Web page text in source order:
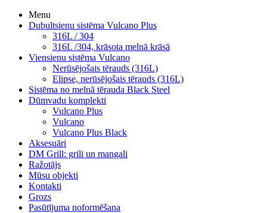
Menu
Dubultsienu sistēma Vulcano Plus
316L / 304
316L /304, krāsota melnā krāsā
Viensienu sistēma Vulcano
Nerūsējošais tērauds (316L)
Elipse, nerūsējošais tērauds (316L)
Sistēma no melnā tērauda Black Steel
Dūmvadu komplekti
Vulcano Plus
Vulcano
Vulcano Plus Black
Aksesuāri
DM Grill: grili un mangali
Ražotājs
Mūsu objekti
Kontakti
Grozs
Pasūtījuma noformēšana